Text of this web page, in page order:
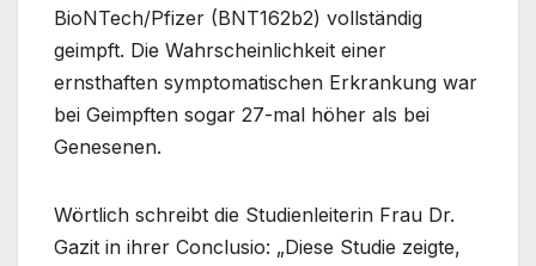
BioNTech/Pfizer (BNT162b2) vollständig
geimpft. Die Wahrscheinlichkeit einer
ernsthaften symptomatischen Erkrankung war
bei Geimpften sogar 27-mal höher als bei
Genesenen.
Wörtlich schreibt die Studienleiterin Frau Dr.
Gazit in ihrer Conclusio: „Diese Studie zeigte,